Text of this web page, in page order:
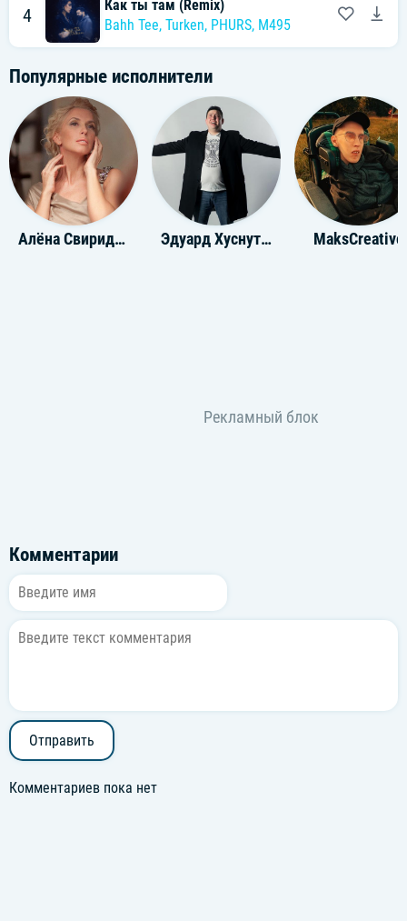
4
Как ты там (Remix)
Bahh Tee, Turken, PHURS, M495
Популярные исполнители
Алёна Свиридова Эдуард Хуснутдинов MaksCreative
Комментарии
Отправить
Комментариев пока нет